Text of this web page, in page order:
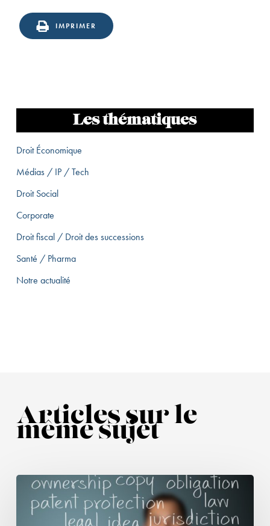
IMPRIMER
Les thématiques
Droit Économique
Médias / IP / Tech
Droit Social
Corporate
Droit fiscal / Droit des successions
Santé / Pharma
Notre actualité
Articles sur le
même sujet
L’Autorité